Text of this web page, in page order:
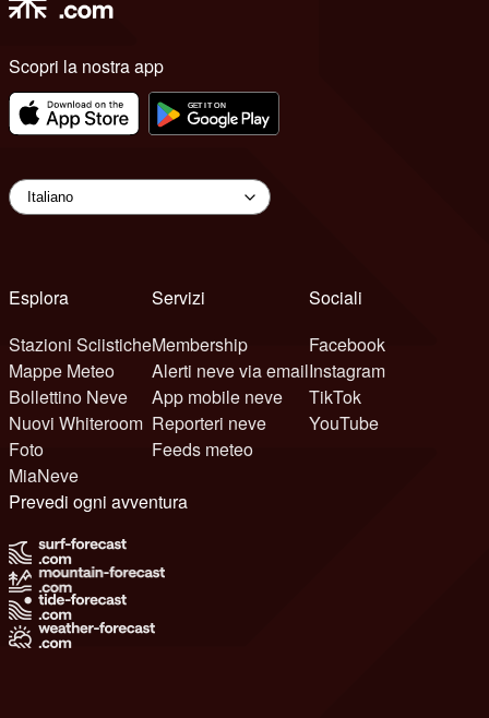
Scopri la nostra app
Esplora
Stazioni Sciistiche
Mappe Meteo
Bollettino Neve
Nuovi Whiteroom
Foto
MiaNeve
Servizi
Membership
Alerti neve via email
App mobile neve
Reporteri neve
Feeds meteo
Sociali
Facebook
Instagram
TikTok
YouTube
Prevedi ogni avventura